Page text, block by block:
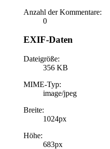
Anzahl der Kommentare:
0
EXIF-Daten
Dateigröße:
356 KB
MIME-Typ:
image/jpeg
Breite:
1024px
Höhe:
683px